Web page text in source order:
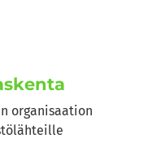
organisaation